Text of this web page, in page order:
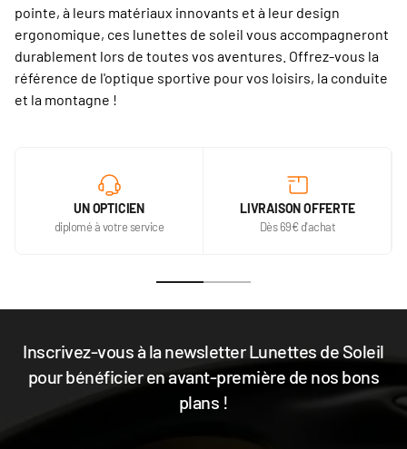
pointe, à leurs matériaux innovants et à leur design
ergonomique, ces lunettes de soleil vous accompagneront
durablement lors de toutes vos aventures. Offrez-vous la
référence de l'optique sportive pour vos loisirs, la conduite
et la montagne !
UN OPTICIEN
diplomé à votre service
LIVRAISON OFFERTE
Dès 69€ d'achat
Inscrivez-vous à la newsletter Lunettes de Soleil
pour bénéficier en avant-première de nos bons
plans !